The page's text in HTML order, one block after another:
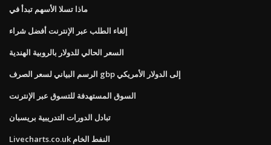
ماذا تسلا الأسهم تبدأ في
إلغاء الطلب عبر الإنترنت أفضل شراء
السعر الحالي للدولار بالروبية الهندية
الرسم البياني لسعر الصرف gbp إلى الدولار الأمريكي
السوق المستهدفة للتسوق عبر الإنترنت
تبادل الدورات التدريبية بريسبان
Livecharts.co.uk النفط الخام